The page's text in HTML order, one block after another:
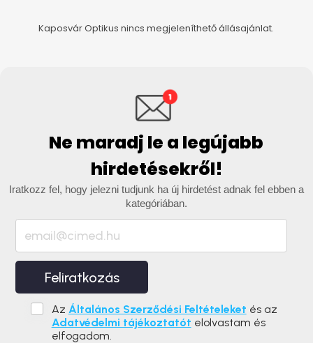
Kaposvár Optikus nincs megjeleníthető állásajánlat.
Ne maradj le a legújabb
hirdetésekről!
Iratkozz fel, hogy jelezni tudjunk ha új hirdetést adnak fel ebben a
kategóriában.
Feliratkozás
Az Általános Szerződési Feltételeket és az
Adatvédelmi tájékoztatót elolvastam és
elfogadom.